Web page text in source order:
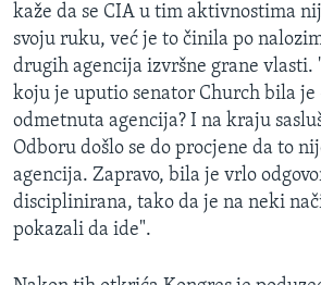
kaže da se CIA u tim aktivnostima
svoju ruku, već je to činila po
drugih agencija izvršne grane vlasti.
koju je uputio senator Church bila je
odmetnuta agencija? I na kraju
Odboru došlo se do procjene da to
agencija. Zapravo, bila je vrlo
disciplinirana, tako da je na neki
pokazali da ide".